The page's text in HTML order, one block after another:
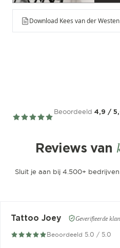
Download Kees van der
Beoordeeld 4,9 /
Reviews van
Sluit je aan bij 4.500+
Tattoo Joey Geverifieerde
Beoordeeld 5.0 / 5.0